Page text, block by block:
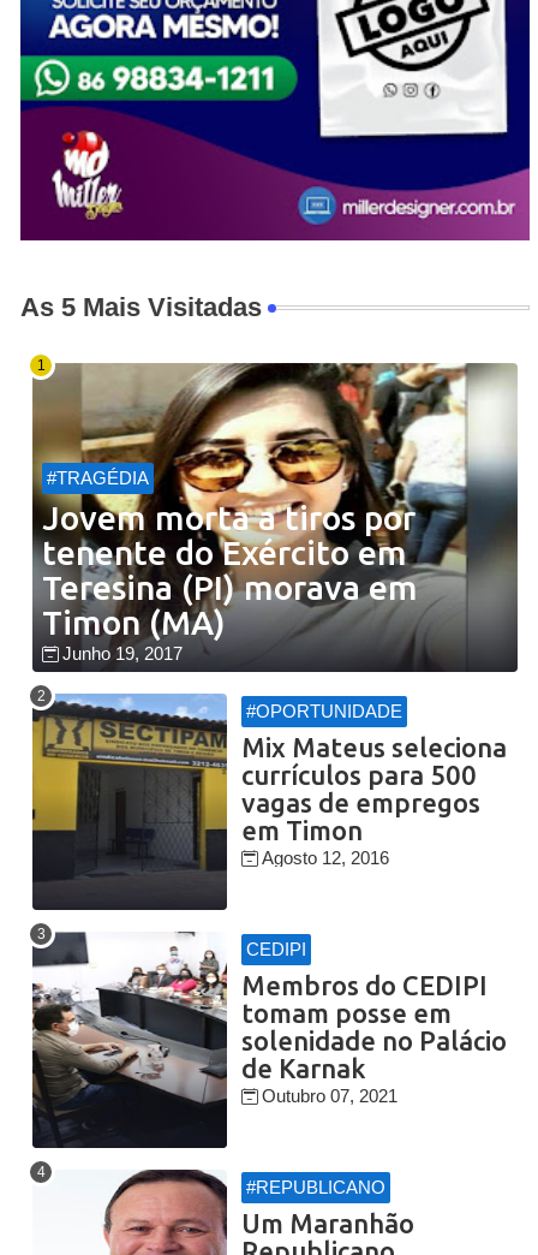
As 5 Mais Visitadas
#TRAGÉDIA
Jovem morta a tiros por
tenente do Exército em
Teresina (PI) morava em
Timon (MA)
Junho 19, 2017
#OPORTUNIDADE
Mix Mateus seleciona
currículos para 500
vagas de empregos
em Timon
Agosto 12, 2016
CEDIPI
Membros do CEDIPI
tomam posse em
solenidade no Palácio
de Karnak
Outubro 07, 2021
#REPUBLICANO
Um Maranhão